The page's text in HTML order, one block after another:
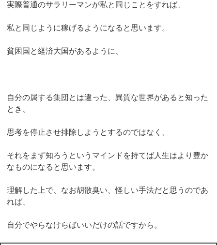
実際普通のサラリーマンが私と同じことをすれば、
私と同じように稼げるようになると思います。
貧困国と経済大国があるように、
自分の属する集団とは違った、異質な世界があると知った
とき、
思考を停止させ排除しようとするのではなく、
それをまず知ろうというマインドを持てば人生はより豊か
なものになると思います。
理解した上で、なお胡散臭い、怪しい手法だと思うのであ
れば、
自分でやらなけらばいいだけの話ですから。